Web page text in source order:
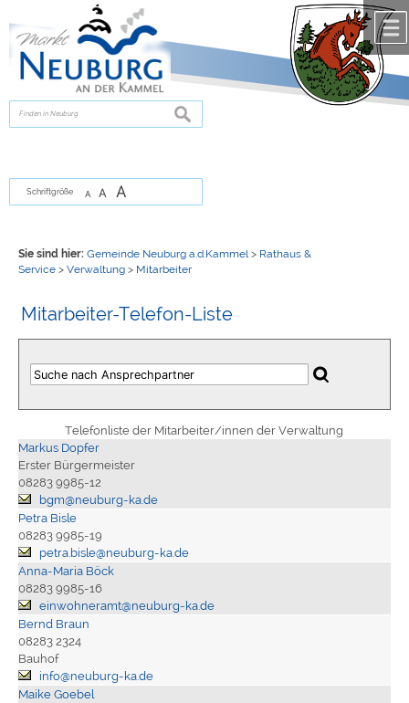
zur Navigationoder
springen.
suchen
Schriftgröße A A A
Sie sind hier: Gemeinde Neuburg a.d.Kammel > Rathaus &
Service> Verwaltung> Mitarbeiter
Mitarbeiter-Telefon-Liste
Telefonliste der Mitarbeiter/innen der Verwaltung
Markus Dopfer
Erster Bürgermeister
08283 9985-12
bgm@neuburg-ka.de
Petra Bisle
08283 9985-19
petra.bisle@neuburg-ka.de
Anna-Maria Böck
08283 9985-16
einwohneramt@neuburg-ka.de
Bernd Braun
08283 2324
Bauhof
info@neuburg-ka.de
Maike Goebel